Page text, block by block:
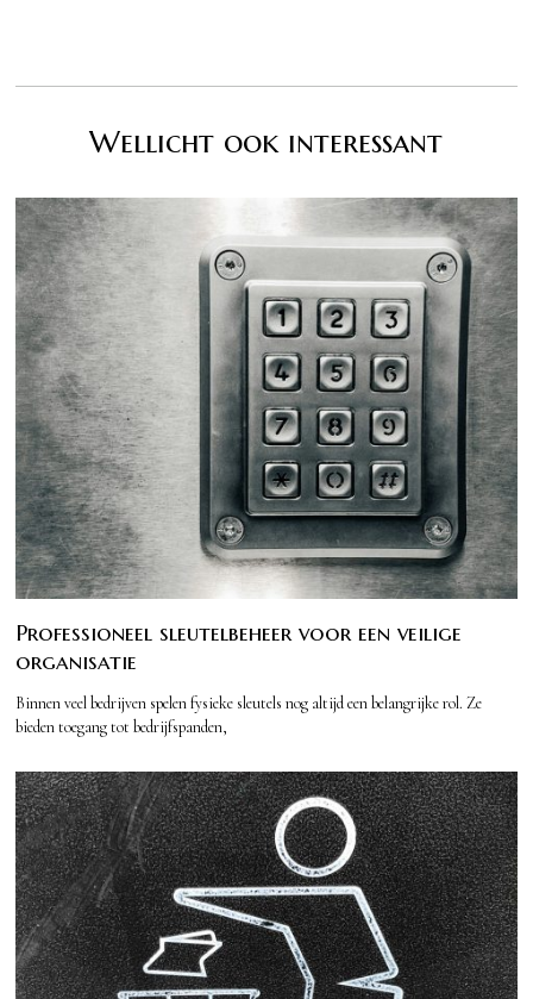
Wellicht ook interessant
Professioneel sleutelbeheer voor een veilige
organisatie
Binnen veel bedrijven spelen fysieke sleutels nog altijd een belangrijke rol. Ze
bieden toegang tot bedrijfspanden,